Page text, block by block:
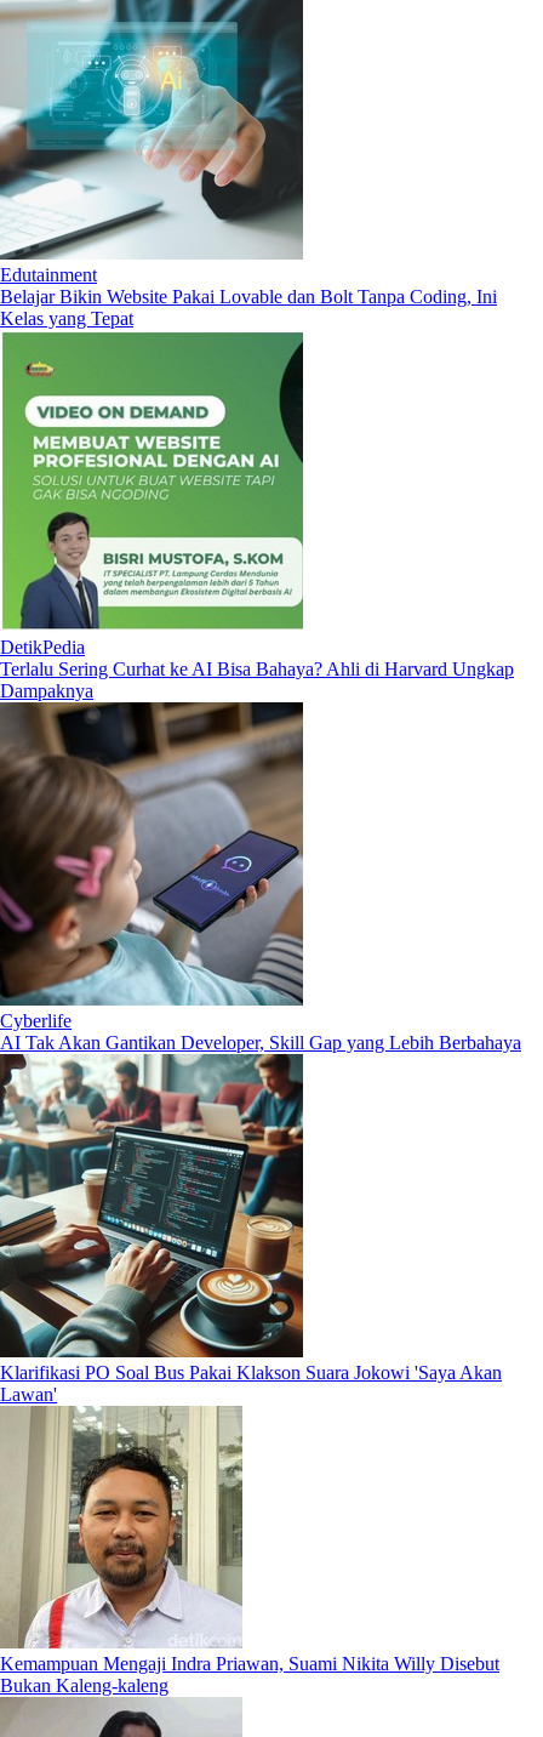
Edutainment
Belajar Bikin Website Pakai Lovable dan Bolt Tanpa Coding, Ini
Kelas yang Tepat
DetikPedia
Terlalu Sering Curhat ke AI Bisa Bahaya? Ahli di Harvard Ungkap
Dampaknya
Cyberlife
AI Tak Akan Gantikan Developer, Skill Gap yang Lebih Berbahaya
Klarifikasi PO Soal Bus Pakai Klakson Suara Jokowi 'Saya Akan
Lawan'
Kemampuan Mengaji Indra Priawan, Suami Nikita Willy Disebut
Bukan Kaleng-kaleng